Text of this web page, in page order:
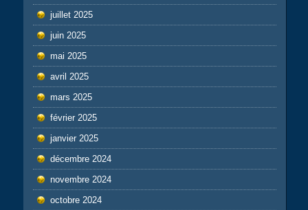
juillet 2025
juin 2025
mai 2025
avril 2025
mars 2025
février 2025
janvier 2025
décembre 2024
novembre 2024
octobre 2024